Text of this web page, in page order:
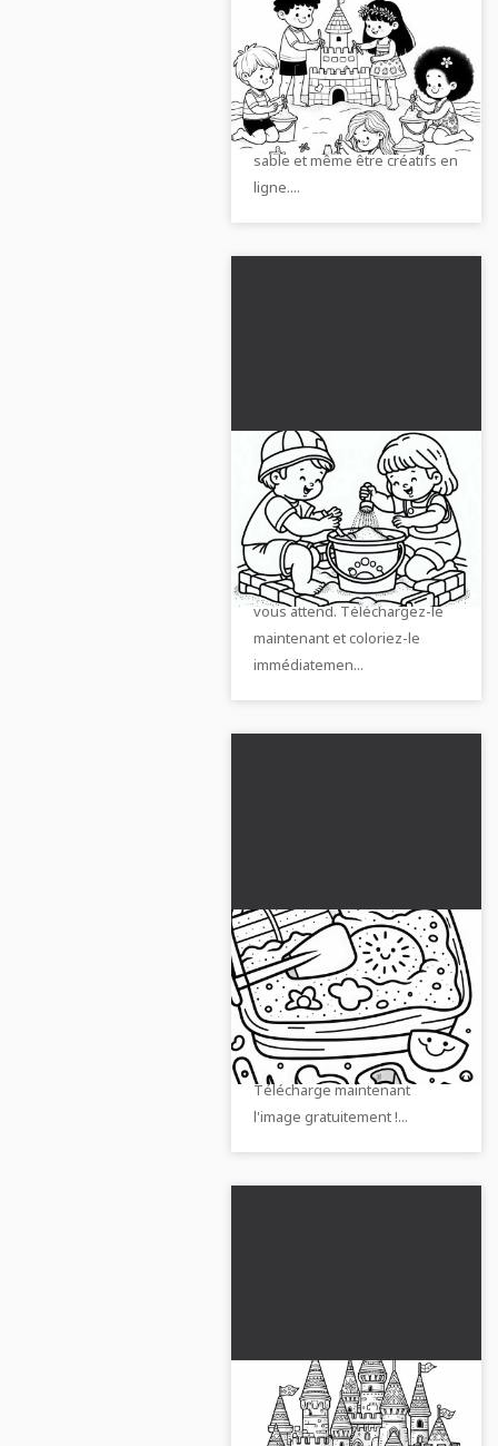
Les enfants
construisent un
château de sable
imaginatif sur la plage -
Téléchargez le modèle
à colorier gratuitement
Fais plaisir à ton petit avec ce
dessin à colorier ! Les enfants
peuvent colorier le château de
sable et même être créatifs en
ligne....
Les enfants
remplissent des seaux
de sable dans le bac à
sable - image à colorier
gratuite
Pause créative avec les
enfants dans le bac à sable –
notre dessin à colorier gratuit
vous attend. Téléchargez-le
maintenant et coloriez-le
immédiatemen...
Pelle et moule dans le
bac à sable - Dessin à
colorier gratuit
Sur notre dessin à colorier, tu
vois une pelle avec des
moules dans le bac à sable.
Télécharge maintenant
l'image gratuitement !...
Grande château de
sable avec des tours et